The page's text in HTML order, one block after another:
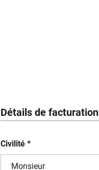
Détails de facturation
Civilité *